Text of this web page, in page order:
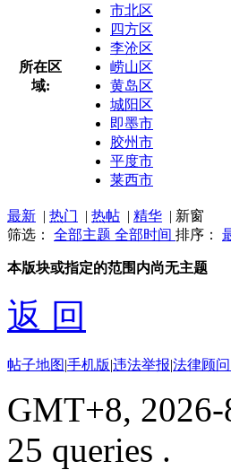
所在区
域:
市北区
四方区
李沧区
崂山区
黄岛区
城阳区
即墨市
胶州市
平度市
莱西市
最新 | 热门 | 热帖 | 精华 | 新窗
筛选： 全部主题 全部时间 排序：
本版块或指定的范围内尚无主题
返 回
帖子地图|手机版|违法举报|法律顾
GMT+8,
25 queries .